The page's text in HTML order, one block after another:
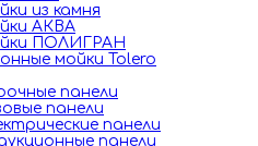
из камня
АКВА
ПОЛИГРАН
мойки Tolero
панели
панели
панели
панели